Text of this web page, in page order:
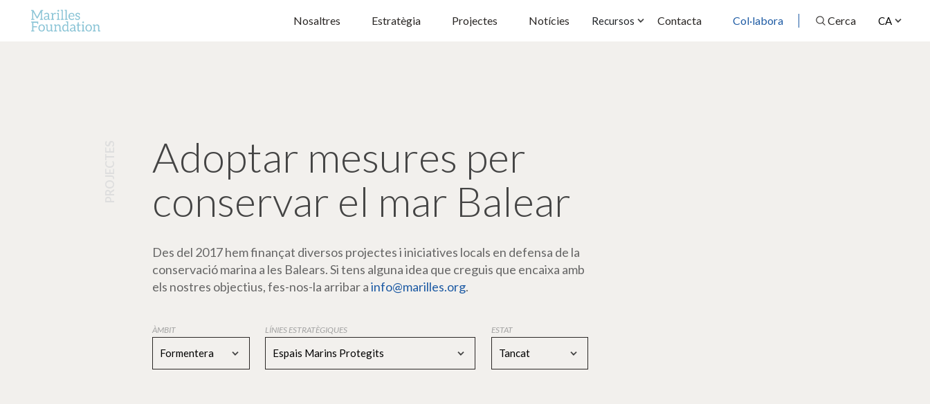
CA
Nosaltres Estratègia Projectes Notícies Recursos Contacta Col·labora Cerca
Adoptar mesures per
conservar el mar Balear
Des del 2017 hem finançat diversos projectes i iniciatives locals en defensa de la
conservació marina a les Balears. Si tens alguna idea que creguis que encaixa amb
els nostres objectius, fes-nos-la arribar ainfo@marilles.org.
ÀMBIT
Formentera
LÍNIES ESTRATÈGIQUES
Espais Marins Protegits
ESTAT
Tancat